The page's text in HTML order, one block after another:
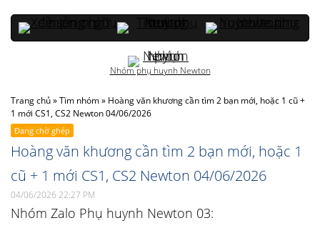
Trang chủ»Tìm nhóm» Hoàng văn khương cần tìm 2 bạn mới, hoặc 1 cũ +
1 mới CS1, CS2 Newton 04/06/2026
Đang chờ ghép
Hoàng văn khương cần tìm 2 bạn mới, hoặc 1
cũ + 1 mới CS1, CS2 Newton 04/06/2026
04/06/2026 22:27 PM
Nhóm Zalo Phụ huynh Newton 03:
Nhóm phụ huynh Newton